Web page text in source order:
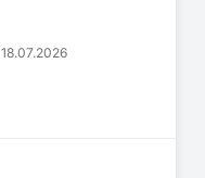
18.07.2026